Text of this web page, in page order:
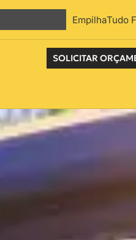
EmpilhaTudo
SOLICITAR